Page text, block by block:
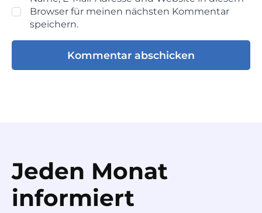
Browser für meinen nächsten Kommentar
speichern.
Jeden Monat
informiert